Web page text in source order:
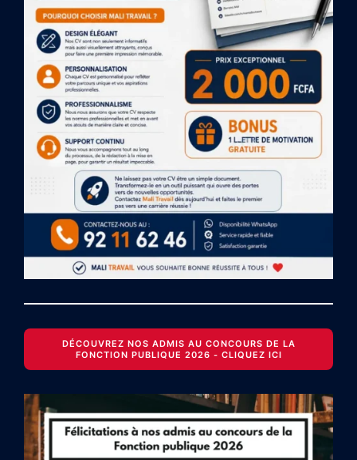
DÉCOUVREZ NOS ADMIS AU CONCOURS DE LA
FONCTION PUBLIQUE 2026 - CLIQUEZ ICI